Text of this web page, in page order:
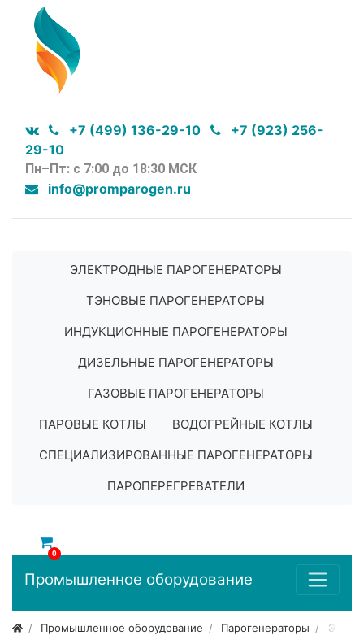
+7 (499) 136-29-10
+7 (923) 256-
29-10
Пн–Пт: с 7:00 до 18:30 МСК
info@promparogen.ru
ЭЛЕКТРОДНЫЕ ПАРОГЕНЕРАТОРЫ
ТЭНОВЫЕ ПАРОГЕНЕРАТОРЫ
ИНДУКЦИОННЫЕ ПАРОГЕНЕРАТОРЫ
ДИЗЕЛЬНЫЕ ПАРОГЕНЕРАТОРЫ
ГАЗОВЫЕ ПАРОГЕНЕРАТОРЫ
ПАРОВЫЕ КОТЛЫ
ВОДОГРЕЙНЫЕ КОТЛЫ
СПЕЦИАЛИЗИРОВАННЫЕ ПАРОГЕНЕРАТОРЫ
ПАРОПЕРЕГРЕВАТЕЛИ
0
Промышленное оборудование
Промышленное оборудование Парогенераторы